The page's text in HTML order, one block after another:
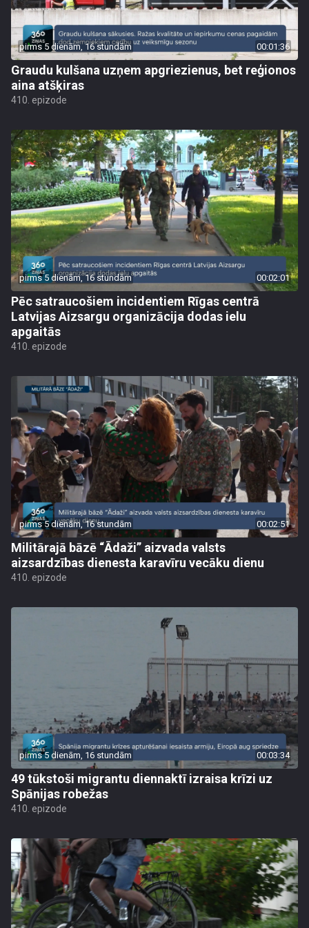
pirms 5 dienām, 16 stundām 00:01:36
Graudu kulšana uzņem apgriezienus, bet reģionos
aina atšķiras
410. epizode
pirms 5 dienām, 16 stundām 00:02:01
Pēc satraucošiem incidentiem Rīgas centrā
Latvijas Aizsargu organizācija dodas ielu
apgaitās
410. epizode
pirms 5 dienām, 16 stundām 00:02:51
Militārajā bāzē “Ādaži” aizvada valsts
aizsardzības dienesta karavīru vecāku dienu
410. epizode
pirms 5 dienām, 16 stundām 00:03:34
49 tūkstoši migrantu diennaktī izraisa krīzi uz
Spānijas robežas
410. epizode